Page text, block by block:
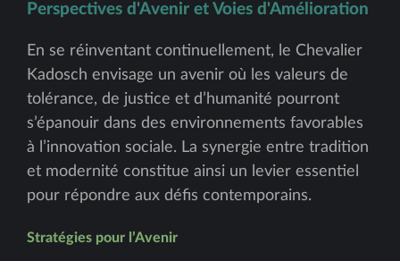
Perspectives d'Avenir et Voies d'Amélioration
En se réinventant continuellement, le Chevalier
Kadosch envisage un avenir où les valeurs de
tolérance, de justice et d’humanité pourront
s’épanouir dans des environnements favorables
à l’innovation sociale. La synergie entre tradition
et modernité constitue ainsi un levier essentiel
pour répondre aux défis contemporains.
Stratégies pour l’Avenir